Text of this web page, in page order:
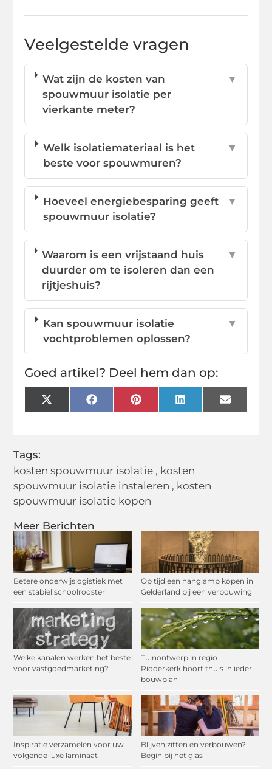
Meer Berichten
Betere onderwijslogistiek met
een stabiel schoolrooster
Op tijd een hanglamp kopen in
Gelderland bij een verbouwing
Welke kanalen werken het beste
voor vastgoedmarketing?
Tuinontwerp in regio
Ridderkerk hoort thuis in ieder
bouwplan
Inspiratie verzamelen voor uw
volgende luxe laminaat
Blijven zitten en verbouwen?
Begin bij het glas
Veelgestelde vragen
Wat zijn de kosten van
spouwmuur isolatie per
vierkante meter?
▼
Welk isolatiemateriaal is het
beste voor spouwmuren?
▼
Hoeveel energiebesparing geeft
spouwmuur isolatie?
▼
Waarom is een vrijstaand huis
duurder om te isoleren dan een
rijtjeshuis?
▼
Kan spouwmuur isolatie
vochtproblemen oplossen?
▼
Goed artikel? Deel hem dan op:
X
(Twitter)
FacebookPinterestLinkedInEmail
Tags:
kosten spouwmuur isolatie , kosten
spouwmuur isolatie instaleren , kosten
spouwmuur isolatie kopen